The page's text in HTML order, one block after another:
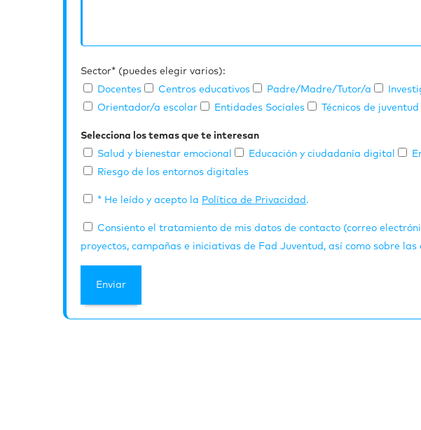
Sector* (puedes elegir varios):
Docentes
Centros educativos Padre/Madre/Tutor/a
Orientador/a escolar
Entidades Sociales Técnicos de juventud
Selecciona los temas que te interesan
Salud y bienestar emocional
Educación y ciudadanía digital
Riesgo de los entornos digitales
* He leído y acepto la Política de Privacidad .
Consiento el tratamiento de mis datos de contacto (correo
proyectos, campañas e iniciativas de Fad Juventud, así como sobre